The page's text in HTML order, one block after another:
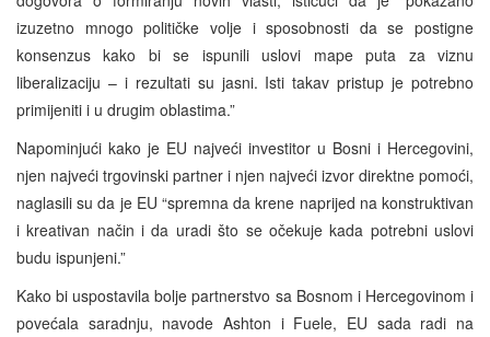
izuzetno mnogo političke volje i sposobnosti da se postigne
konsenzus kako bi se ispunili uslovi mape puta za viznu
liberalizaciju – i rezultati su jasni. Isti takav pristup je potrebno
primijeniti i u drugim oblastima.”
Napominjući kako je EU najveći investitor u Bosni i Hercegovini,
njen najveći trgovinski partner i njen najveći izvor direktne pomoći,
naglasili su da je EU “spremna da krene naprijed na konstruktivan
i kreativan način i da uradi što se očekuje kada potrebni uslovi
budu ispunjeni.”
Kako bi uspostavila bolje partnerstvo sa Bosnom i Hercegovinom i
povećala saradnju, navode Ashton i Fuele, EU sada radi na